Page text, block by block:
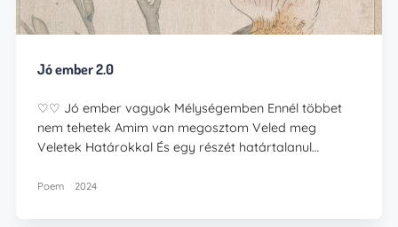
Jó ember 2.0
♡♡ Jó ember vagyok Mélységemben Ennél többet
nem tehetek Amim van megosztom Veled meg
Veletek Határokkal És egy részét határtalanul…
Poem 2024